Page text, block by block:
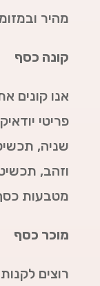
מהיר
קונה כסף
אנו קונים
פריטי
שניה,
וזהב,
מטבעות
מוכר כסף
רוצים